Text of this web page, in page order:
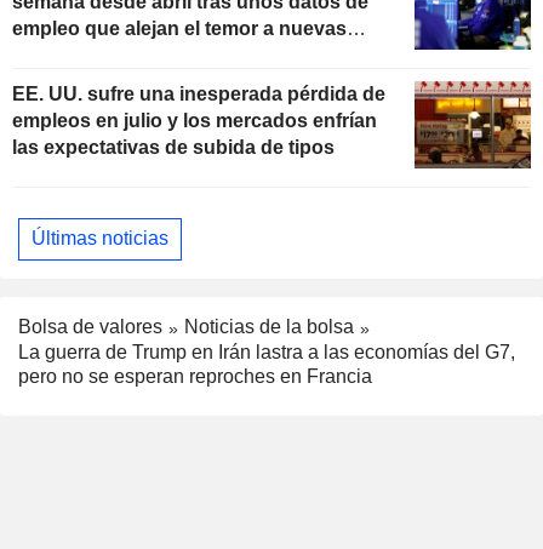
empleo que alejan el temor a nuevas
EE. UU. sufre una inesperada pérdida de
empleos en julio y los mercados enfrían
las expectativas de subida de tipos
Últimas noticias
Bolsa de valores
Noticias de la bolsa
La guerra de Trump en Irán lastra a las economías del G7,
pero no se esperan reproches en Francia